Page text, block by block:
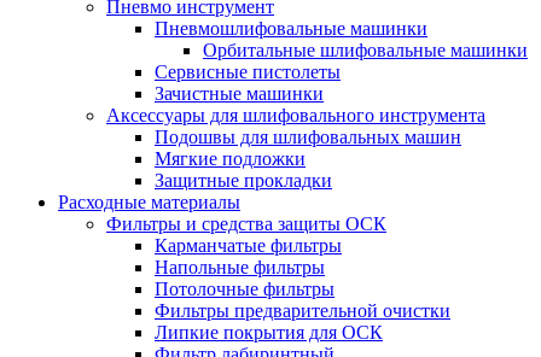
Пневмо инструмент
Пневмошлифовальные машинки
Орбитальные шлифовальные машинки
Сервисные пистолеты
Зачистные машинки
Аксессуары для шлифовального инструмента
Подошвы для шлифовальных машин
Мягкие подложки
Защитные прокладки
Расходные материалы
Фильтры и средства защиты ОСК
Карманчатые фильтры
Напольные фильтры
Потолочные фильтры
Фильтры предварительной очистки
Липкие покрытия для ОСК